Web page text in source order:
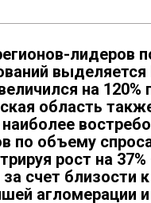
лидеров
на 120%
область
наиболее
по объему
рост на 37%
счет близости к
агломерации и